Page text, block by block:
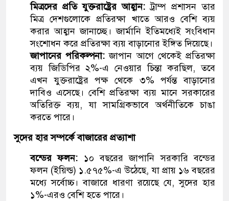
মিত্রদের প্রতি যুক্তরাষ্ট্রের আহ্বান: ট্রাম্প প্রশাসন তার
মিত্র দেশগুলোকে প্রতিরক্ষা খাতে আরও বেশি ব্যয়
করার আহ্বান জানাচ্ছে। জার্মানি ইতিমধ্যেই সংবিধান
সংশোধন করে প্রতিরক্ষা ব্যয় বাড়ানোর ইঙ্গিত দিয়েছে।
জাপানের পরিকল্পনা: জাপান আগে থেকেই প্রতিরক্ষা
ব্যয় জিডিপির ২%-এ নেওয়ার চিন্তা করছিল, তবে
এখন যুক্তরাষ্ট্রের পক্ষ থেকে ৩% পর্যন্ত বাড়ানোর
দাবিও এসেছে। বেশি প্রতিরক্ষা ব্যয় মানে সরকারের
অতিরিক্ত ব্যয়, যা সামগ্রিকভাবে অর্থনীতিকে চাঙা
করতে পারে।
সুদের হার সম্পর্কে বাজারের প্রত্যাশা
বন্ডের ফলন: ১০ বছরের জাপানি সরকারি বন্ডের
ফলন (ইয়িল্ড) ১.৫৭৫%-এ উঠেছে, যা প্রায় ১৬ বছরের
মধ্যে সর্বোচ্চ। বাজারে ধারণা রয়েছে যে, সুদের হার
১%-এরও বেশি হতে পারে।